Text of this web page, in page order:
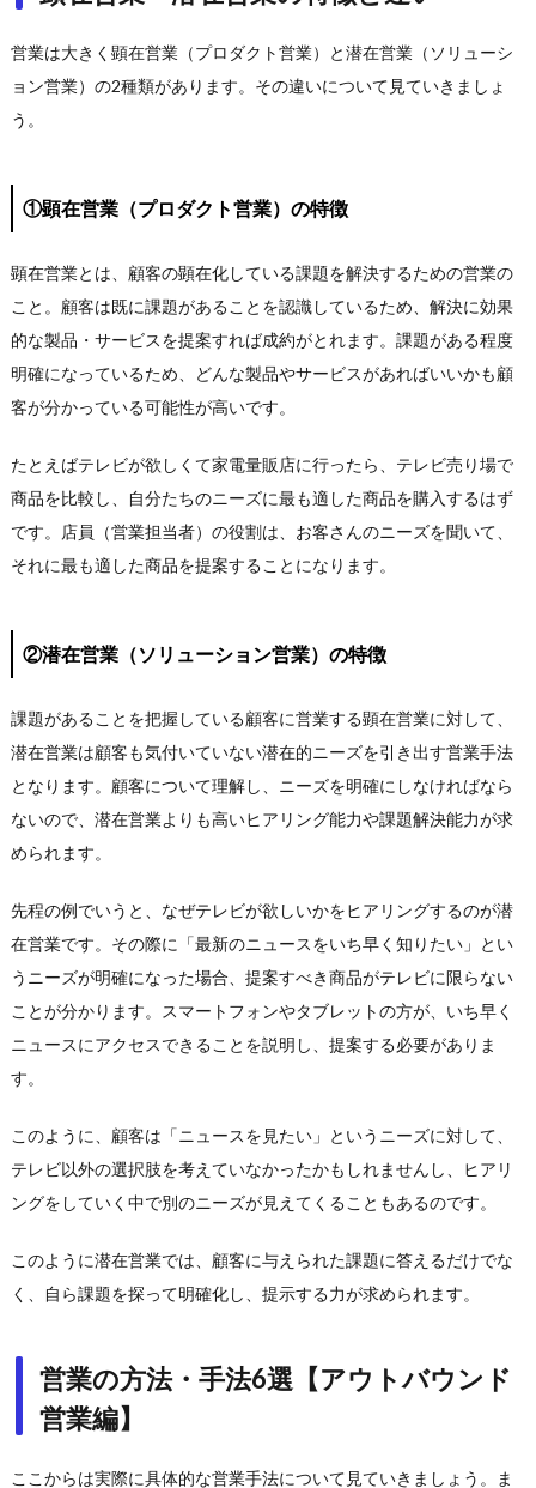
営業は大きく顕在営業（プロダクト営業）と潜在営業（ソリューシ
ョン営業）の2種類があります。その違いについて見ていきましょ
う。
①顕在営業（プロダクト営業）の特徴
顕在営業とは、顧客の顕在化している課題を解決するための営業の
こと。顧客は既に課題があることを認識しているため、解決に効果
的な製品・サービスを提案すれば成約がとれます。課題がある程度
明確になっているため、どんな製品やサービスがあればいいかも顧
客が分かっている可能性が高いです。
たとえばテレビが欲しくて家電量販店に行ったら、テレビ売り場で
商品を比較し、自分たちのニーズに最も適した商品を購入するはず
です。店員（営業担当者）の役割は、お客さんのニーズを聞いて、
それに最も適した商品を提案することになります。
②潜在営業（ソリューション営業）の特徴
課題があることを把握している顧客に営業する顕在営業に対して、
潜在営業は顧客も気付いていない潜在的ニーズを引き出す営業手法
となります。顧客について理解し、ニーズを明確にしなければなら
ないので、潜在営業よりも高いヒアリング能力や課題解決能力が求
められます。
先程の例でいうと、なぜテレビが欲しいかをヒアリングするのが潜
在営業です。その際に「最新のニュースをいち早く知りたい」とい
うニーズが明確になった場合、提案すべき商品がテレビに限らない
ことが分かります。スマートフォンやタブレットの方が、いち早く
ニュースにアクセスできることを説明し、提案する必要がありま
す。
このように、顧客は「ニュースを見たい」というニーズに対して、
テレビ以外の選択肢を考えていなかったかもしれませんし、ヒアリ
ングをしていく中で別のニーズが見えてくることもあるのです。
このように潜在営業では、顧客に与えられた課題に答えるだけでな
く、自ら課題を探って明確化し、提示する力が求められます。
営業の方法・手法6選【アウトバウンド
営業編】
ここからは実際に具体的な営業手法について見ていきましょう。ま